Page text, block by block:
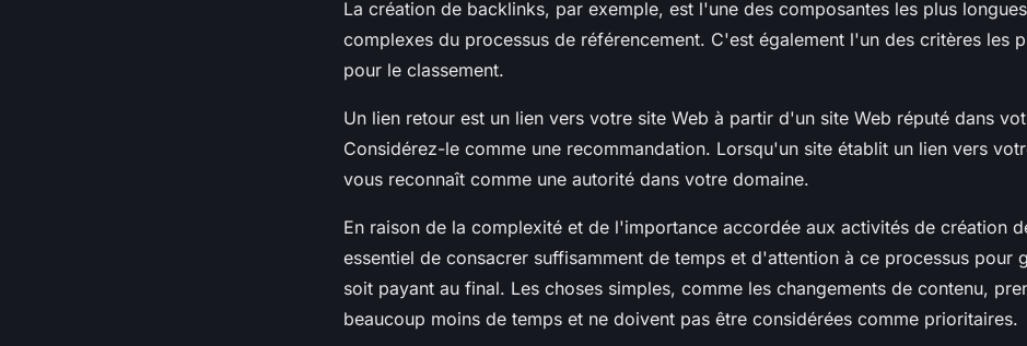
La création de backlinks, par exemple, est l'une des composantes les plus
complexes du processus de référencement. C'est également l'un des critères les
pour le classement.
Un lien retour est un lien vers votre site Web à partir d'un site Web réputé dans
Considérez-le comme une recommandation. Lorsqu'un site établit un lien vers
vous reconnaît comme une autorité dans votre domaine.
En raison de la complexité et de l'importance accordée aux activités de création
essentiel de consacrer suffisamment de temps et d'attention à ce processus pour
soit payant au final. Les choses simples, comme les changements de contenu,
beaucoup moins de temps et ne doivent pas être considérées comme prioritaires.